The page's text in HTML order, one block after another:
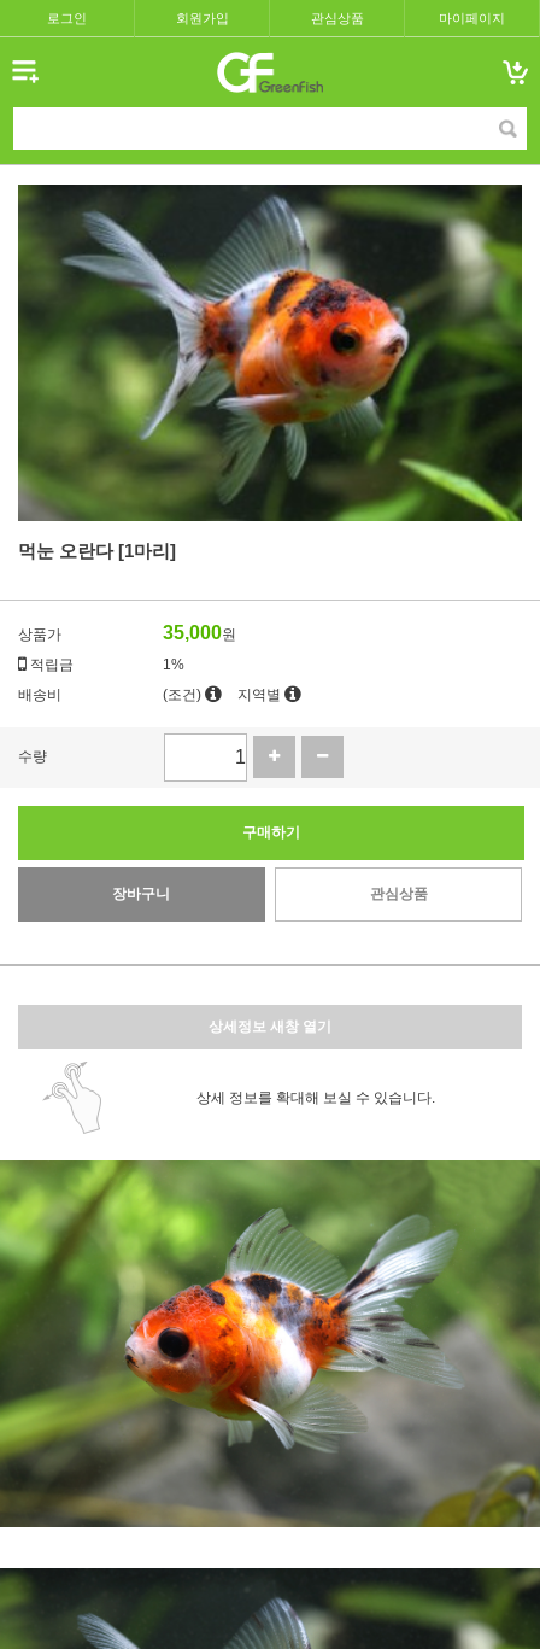
로그인 회원가입 관심상품 마이페이지
먹눈 오란다 [1마리]
상품가 35,000원
적립금
1%
배송비
(조건) 지역별
수량
구매하기
장바구니 관심상품
상세정보 새창 열기
상세 정보를 확대해 보실 수 있습니다.